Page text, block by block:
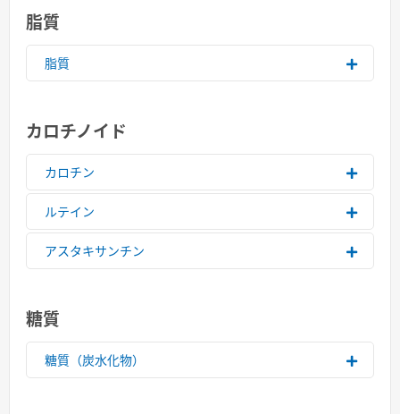
脂質
脂質
カロチノイド
カロチン
ルテイン
アスタキサンチン
糖質
糖質（炭水化物）